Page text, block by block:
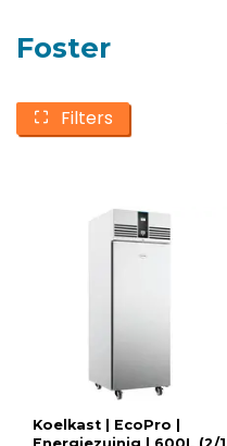
Foster
Filters
Koelkast | EcoPro |